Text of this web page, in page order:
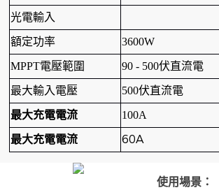
光電輸入
額定功率 3600W
MPPT電壓範圍 90 - 500伏直流電
最大輸入電壓 500伏直流電
最大充電電流 100A
最大充電電流 60A
使用場景：